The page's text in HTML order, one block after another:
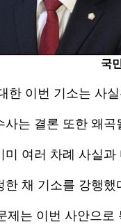
국민의힘
한 이번 기소는 사
사는 결론 또한 왜
여러 차례 사실
채 기소를 강행
제는 이번 사안으로